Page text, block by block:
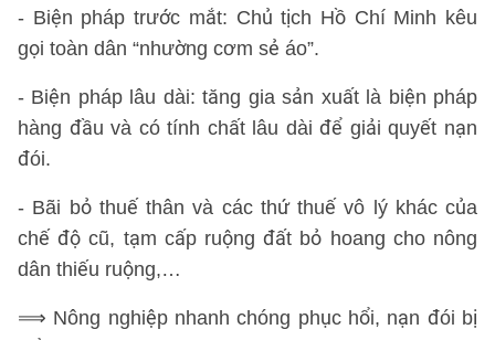
- Biện pháp trước mắt: Chủ tịch Hồ Chí Minh kêu
gọi toàn dân “nhường cơm sẻ áo”.
- Biện pháp lâu dài: tăng gia sản xuất là biện pháp
hàng đầu và có tính chất lâu dài để giải quyết nạn
đói.
- Bãi bỏ thuế thân và các thứ thuế vô lý khác của
chế độ cũ, tạm cấp ruộng đất bỏ hoang cho nông
dân thiếu ruộng,…
⟹ Nông nghiệp nhanh chóng phục hổi, nạn đói bị